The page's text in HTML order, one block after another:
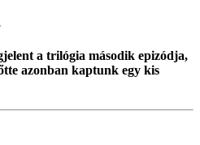
a trilógia második epizódja,
azonban kaptunk egy kis